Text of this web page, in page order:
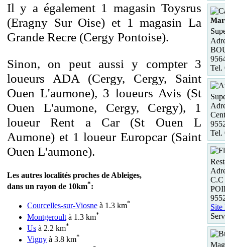
Il y a également 1 magasin Toysrus
(Eragny Sur Oise) et 1 magasin La
Grande Recre (Cergy Pontoise).
Sinon, on peut aussi y compter 3
loueurs ADA (Cergy, Cergy, Saint
Ouen L'aumone), 3 loueurs Avis (St
Ouen L'aumone, Cergy, Cergy), 1
loueur Rent a Car (St Ouen L
Aumone) et 1 loueur Europcar (Saint
Ouen L'aumone).
Les autres localités proches de Ableiges,
dans un rayon de 10km*:
Courcelles-sur-Viosne à 1.3 km*
Montgeroult à 1.3 km*
Us à 2.2 km*
Vigny à 3.8 km*
Tel.
Tel.
Site